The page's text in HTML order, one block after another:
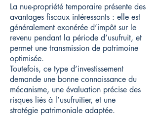
La nue-propriété temporaire présente des
avantages fiscaux intéressants : elle est
généralement exonérée d’impôt sur le
revenu pendant la période d’usufruit, et
permet une transmission de patrimoine
optimisée.
Toutefois, ce type d’investissement
demande une bonne connaissance du
mécanisme, une évaluation précise des
risques liés à l’usufruitier, et une
stratégie patrimoniale adaptée.